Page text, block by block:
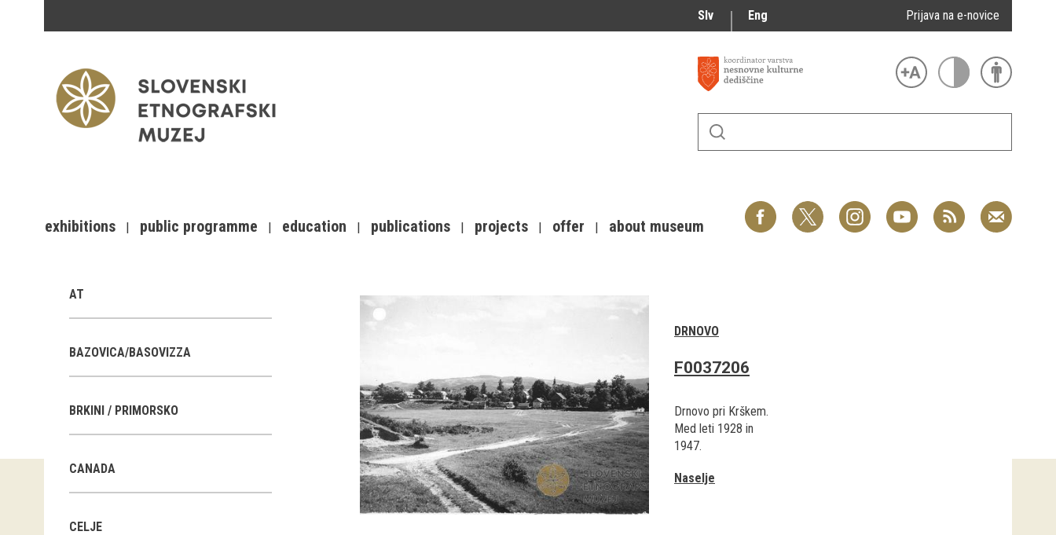
Slv Eng Prijava na e-novice
exhibitions public programme education publications projects offer about museum
AT
BAZOVICA/BASOVIZZA
BRKINI / PRIMORSKO
CANADA
CELJE
DRNOVO
F0037206
Drnovo pri Krškem.
Med leti 1928 in
1947.
Naselje